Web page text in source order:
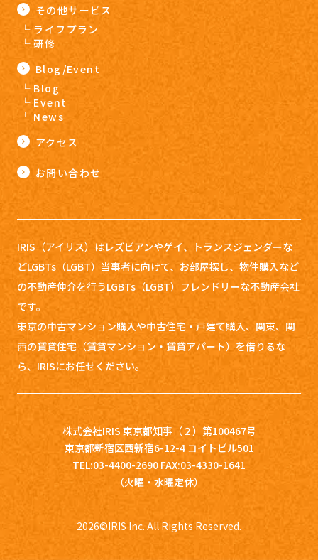
その他サービス
ライフプラン
研修
Blog/Event
Blog
Event
News
アクセス
お問い合わせ
IRIS（アイリス）はレズビアンやゲイ、トランスジェンダーな
どLGBTs（LGBT）当事者に向けて、お部屋探し、 物件購入など
の不動産仲介を行うLGBTs（LGBT）フレンドリーな不動産会社
です。
東京の中古マンション購入や中古住宅・戸建て購入、関東、関
西の賃貸住宅（賃貸マンション・賃貸アパート）を借りるな
ら、IRISにお任せください。
株式会社IRIS 東京都知事（２）第100467号
東京都新宿区西新宿6-12-4 コイトビル501
TEL:03-4400-2690 FAX:03-4330-1641
（火曜・水曜定休）
2026©IRIS Inc. All Rights Reserved.